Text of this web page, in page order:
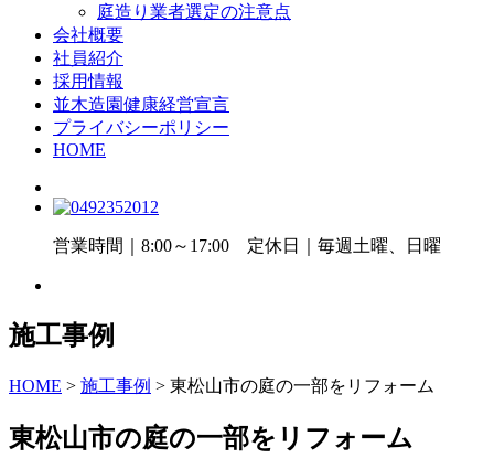
庭造り業者選定の注意点
会社概要
社員紹介
採用情報
並木造園健康経営宣言
プライバシーポリシー
HOME
営業時間｜8:00～17:00 定休日｜毎週土曜、日曜
施工事例
HOME > 施工事例 > 東松山市の庭の一部をリフォーム
東松山市の庭の一部をリフォーム